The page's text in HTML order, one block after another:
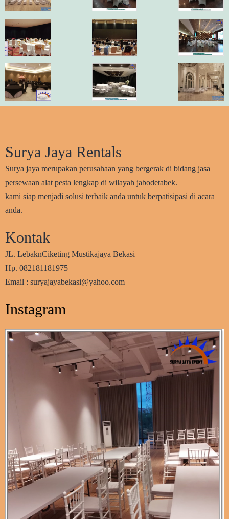
Surya Jaya Rentals
Surya jaya merupakan perusahaan yang bergerak di bidang jasa
persewaan alat pesta lengkap di wilayah jabodetabek.
kami siap menjadi solusi terbaik anda untuk berpatisipasi di acara
anda.
Kontak
JL. LebaknCiketing Mustikajaya Bekasi
Hp. 082181181975
Email : suryajayabekasi@yahoo.com
Instagram